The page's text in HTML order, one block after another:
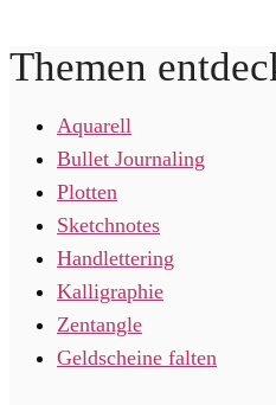
Themen
Aquarell
Bullet Journaling
Plotten
Sketchnotes
Handlettering
Kalligraphie
Zentangle
Geldscheine falten